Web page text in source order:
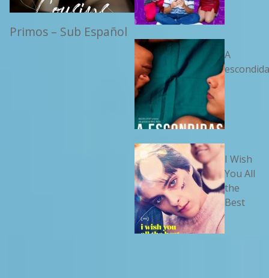
Primos – Sub Español
A
I Wish
You All
the
Best